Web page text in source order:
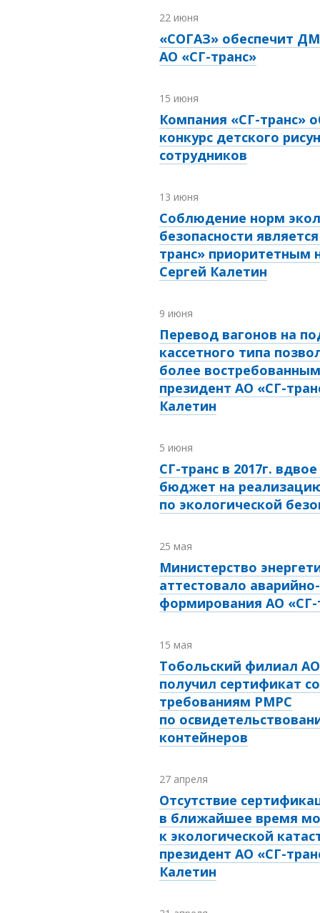
22 июня
«СОГАЗ» обеспечит
АО «СГ-транс»
15 июня
Компания «СГ-транс»
конкурс детского
сотрудников
13 июня
Соблюдение норм
безопасности
транс» приоритетным
Сергей Калетин
9 июня
Перевод вагонов на
кассетного типа
более
президент АО «СГ-
Калетин
5 июня
СГ-транс в 2017г.
бюджет на
по экологической
25 мая
Министерство
аттестовало
формирования АО «СГ-
15 мая
Тобольский филиал
получил сертификат
требованиям РМРС
по
контейнеров
27 апреля
Отсутствие
в ближайшее время
к экологической
президент АО «СГ-
Калетин